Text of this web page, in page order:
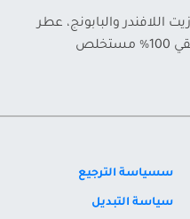
اللافندر والبابونج، عطر
سسياسة الترجيع
سياسة التبديل